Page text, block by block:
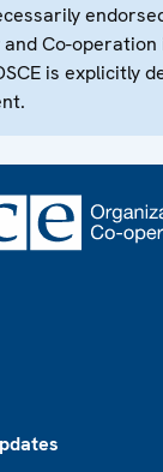
Co-operation
is explicitly